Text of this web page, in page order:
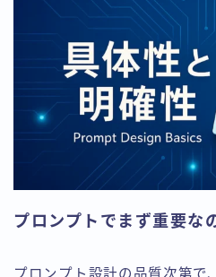
お問い合わせ
デモプリセット記事 Part07
トップページ
プライバシーポリシー
プロフィール
メニュー
利用規約／特定商取引法に基
有料記事の決済完了ページ
運営者情報
プロンプトでまず重要な
プロンプト設計の品質次第で